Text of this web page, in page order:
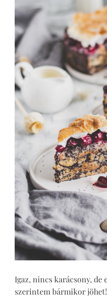
Igaz, nincs karácsony, de
szerintem bármikor jöhet!